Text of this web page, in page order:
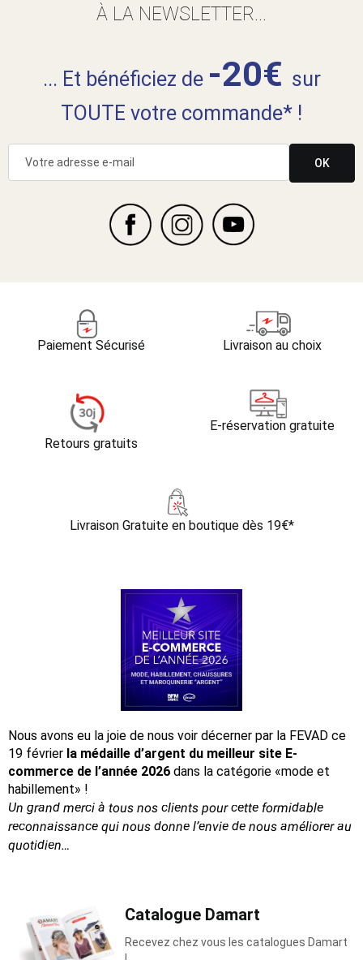
À LA NEWSLETTER...
... Et bénéficiez de -20€ sur
TOUTE votre commande* !
OK
Paiement Sécurisé Livraison au choix
Retours gratuits
E-réservation gratuite
Livraison Gratuite en boutique dès 19€*
Nous avons eu la joie de nous voir décerner par la FEVAD ce
19 février la médaille d’argent du meilleur site E-
commerce de l’année 2026 dans la catégorie «mode et
habillement» !
Un grand merci à tous nos clients pour cette formidable
reconnaissancequi nous donne l’envie de nous améliorer au
quotidien…
Catalogue Damart
Recevez chez vous les catalogues Damart